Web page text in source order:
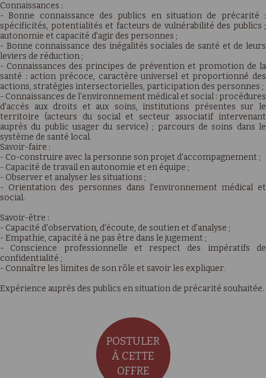
Connaissances :
- Bonne connaissance des publics en situation de précarité :
spécificités, potentialités et facteurs de vulnérabilité des publics ;
autonomie et capacité d'agir des personnes ;
- Bonne connaissance des inégalités sociales de santé et de leurs
leviers de réduction ;
- Connaissances des principes de prévention et promotion de la
santé : action précoce, caractère universel et proportionné des
actions, stratégies intersectorielles, participation des personnes ;
- Connaissances de l'environnement médical et social : procédures
d'accès aux droits et aux soins, institutions présentes sur le
territoire (acteurs du social et secteur associatif intervenant
auprès du public usager du service) ; parcours de soins dans le
système de santé local.
Savoir-faire :
- Co-construire avec la personne son projet d'accompagnement ;
- Capacité de travail en autonomie et en équipe ;
- Observer et analyser les situations ;
- Orientation des personnes dans l'environnement médical et
social.
Savoir-être :
- Capacité d'observation, d'écoute, de soutien et d'analyse ;
- Empathie, capacité à ne pas être dans le jugement ;
- Conscience professionnelle et respect des impératifs de
confidentialité ;
- Connaître les limites de son rôle et savoir les expliquer.
Expérience auprès des publics en situation de précarité souhaitée.
POSTULER
À CETTE
OFFRE